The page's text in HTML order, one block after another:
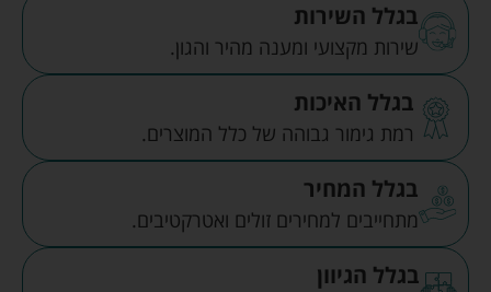
בגלל השירות
שירות מקצועי ומענה מהיר והגון.
בגלל האיכות
רמת גימור גבוהה של כלל המוצרים.
בגלל המחיר
מתחייבים למחירים זולים ואטרקטיבים.
בגלל הגיוון